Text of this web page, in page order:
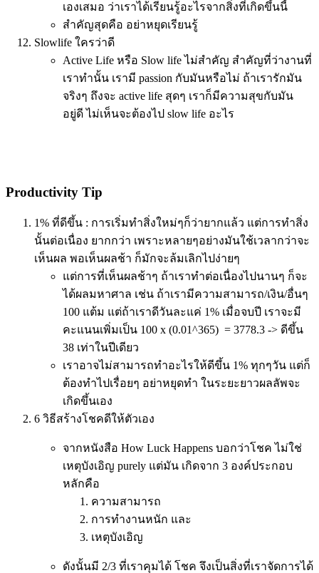
เองเสมอ ว่าเราได้เรียนรู้อะไรจากสิ่งที่เกิดขึ้นนี้
สำคัญสุดคือ อย่าหยุดเรียนรู้
Slowlife ใครว่าดี
Active Life หรือ Slow life ไม่สำคัญ สำคัญที่ว่างานที่
เราทำนั้น เรามี passion กับมันหรือไม่ ถ้าเรารักมัน
จริงๆ ถึงจะ active life สุดๆ เราก็มีความสุขกับมัน
อยู่ดี ไม่เห็นจะต้องไป slow life อะไร
Productivity Tip
1% ที่ดีขึ้น : การเริ่มทำสิ่งใหม่ๆก็ว่ายากแล้ว แต่การทำสิ่ง
นั้นต่อเนื่อง ยากกว่า เพราะหลายๆอย่างมันใช้เวลากว่าจะ
เห็นผล พอเห็นผลช้า ก็มักจะล้มเลิกไปง่ายๆ
แต่การที่เห็นผลช้าๆ ถ้าเราทำต่อเนื่องไปนานๆ ก็จะ
ได้ผลมหาศาล เช่น ถ้าเรามีความสามารถ/เงิน/อื่นๆ
100 แต้ม แต่ถ้าเราดีวันละแค่ 1% เมื่อจบปี เราจะมี
คะแนนเพิ่มเป็น 100 x (0.01^365) = 3778.3 -> ดีขึ้น
38 เท่าในปีเดียว
เราอาจไม่สามารถทำอะไรให้ดีขึ้น 1% ทุกๆวัน แต่ก็
ต้องทำไปเรื่อยๆ อย่าหยุดทำ ในระยะยาวผลลัพจะ
เกิดขึ้นเอง
6 วิธีสร้างโชคดีให้ตัวเอง
จากหนังสือ How Luck Happens บอกว่าโชค ไม่ใช่
เหตุบังเอิญ purely แต่มัน เกิดจาก 3 องค์ประกอบ
หลักคือ
ความสามารถ
การทำงานหนัก และ
เหตุบังเอิญ
ดังนั้นมี 2/3 ที่เราคุมได้ โชค จึงเป็นสิ่งที่เราจัดการได้